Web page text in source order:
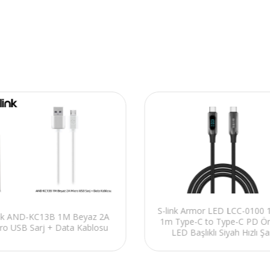
AND-KC13B 1M Beyaz 2A
USB Sarj + Data Kablosu
S-link Armor LED LCC-0100
1m Type-C to Type-C PD
LED Başlıklı Siyah Hızlı